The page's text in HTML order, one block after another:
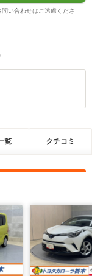
い合わせはご遠慮くださ
覧 クチコミ